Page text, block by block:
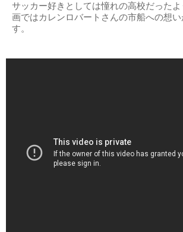
サッカー好きとしては憧れの高校だった
画ではカレンロバートさんの市船への想
す。